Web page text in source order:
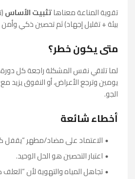
تقوية المناعة معناهاتثبيت الأساس
بيئة + تقليل إجهاد) ثم تحصين ذكي
متى يكون خطر؟
لما تلاقي نفس المشكلة راجعة كل
يومين وترجع الأعراض، أو النفوق يزيد
الجو.
أخطاء شائعة
الاعتماد على مضاد/مطهر “يقفل
اعتبار التحصين هو الحل الوحيد.
تجاهل المياه والتهوية لأن